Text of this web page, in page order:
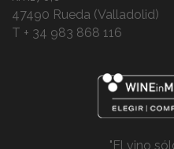
47490 Rueda (Valladolid)
T + 34 983 868 116
"El vino